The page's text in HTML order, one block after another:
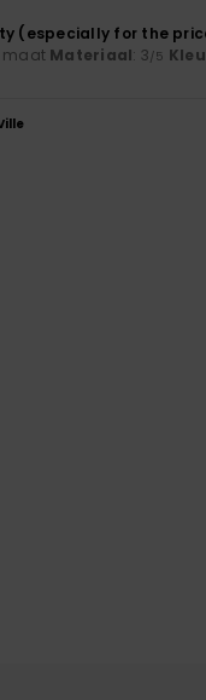
(especially for the
maat Materiaal: 3/5